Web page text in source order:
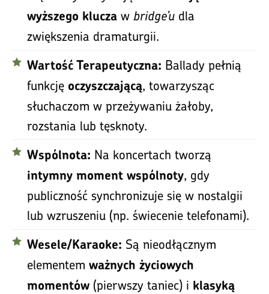
wyższego klucza w bridge’u dla
zwiększenia dramaturgii.
Wartość Terapeutyczna: Ballady pełnią
funkcję oczyszczającą, towarzysząc
słuchaczom w przeżywaniu żałoby,
rozstania lub tęsknoty.
Wspólnota: Na koncertach tworzą
intymny moment wspólnoty, gdy
publiczność synchronizuje się w nostalgii
lub wzruszeniu (np. świecenie telefonami).
Wesele/Karaoke: Są nieodłącznym
elementem ważnych życiowych
momentów (pierwszy taniec) i klasyką